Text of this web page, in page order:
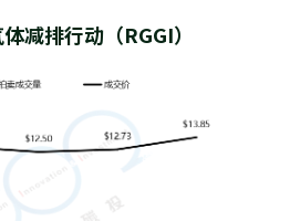
减排行动（RGGI）